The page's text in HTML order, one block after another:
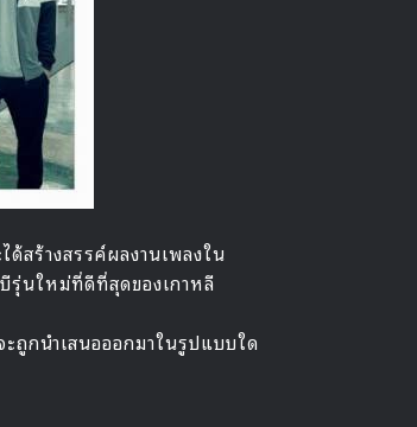
สร้างสรรค์ผลงานเพลงใน
รุ่นใหม่ที่ดีที่สุดของเกาหลี
ะถูกนำเสนอออกมาในรูปแบบใด